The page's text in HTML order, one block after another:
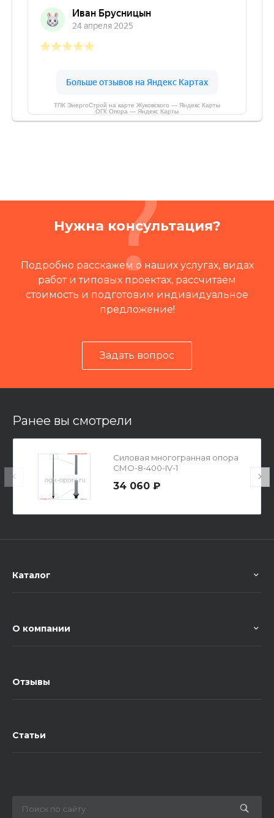
ТПК ЭнергоСтрой на карте Жуковского — Яндекс Карты
ОГК Опора — Яндекс Карты
Нужна консультация?
Подробно расскажем о наших услугах, видах
работ и типовых проектах, рассчитаем
стоимость и подготовим индивидуальное
предложение!
Задать вопрос
Ранее вы смотрели
Силовая многогранная опора
СМО-8-400-IV-1
34 060 ₽
Каталог
О компании
Отзывы
Статьи